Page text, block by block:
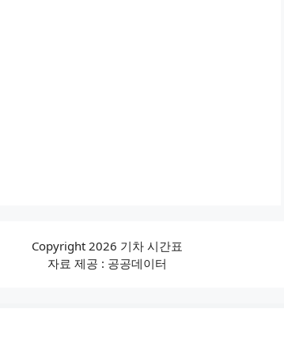
Copyright 2026 기차 시간표
자료 제공 : 공공데이터